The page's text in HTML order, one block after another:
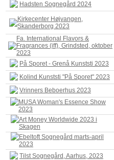
Hadsten Sognegård 2024
Kirkecenter Højvangen,
Skanderborg 2023
Fa. International Flavors &
Fragrances (iff), Grindsted, oktober
2023
På Sporet - Grenå Kunststi 2023
Kolind Kunststi "På Sporet" 2023
Vrinners Beboerhus 2023
MUSA Woman's Essence Show
2023
Art Money Worldwide 2023 i
Skagen
Ebeltoft Sognegård marts-april
2023
Tilst Sognegård, Aarhus, 2023